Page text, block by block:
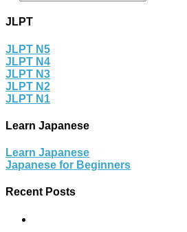
JLPT
JLPT N5
JLPT N4
JLPT N3
JLPT N2
JLPT N1
Learn Japanese
Learn Japanese
Japanese for Beginners
Recent Posts